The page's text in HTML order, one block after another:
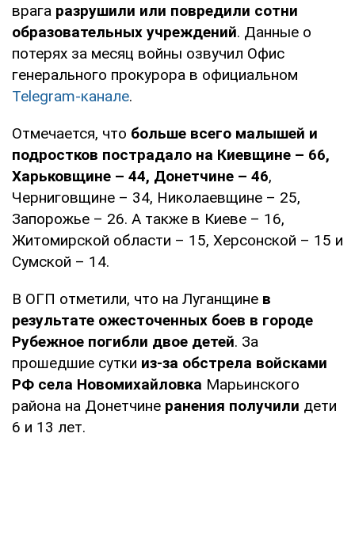
врага разрушили или повредили сотни
образовательных учреждений. Данные о
потерях за месяц войны озвучил Офис
генерального прокурора в официальном
Telegram-канале.
Отмечается, что больше всего малышей и
подростков пострадало на Киевщине – 66,
Харьковщине – 44, Донетчине – 46,
Черниговщине – 34, Николаевщине – 25,
Запорожье – 26. А также в Киеве – 16,
Житомирской области – 15, Херсонской – 15 и
Сумской – 14.
В ОГП отметили, что на Луганщине в
результате ожесточенных боев в городе
Рубежное погибли двое детей. За
прошедшие сутки из-за обстрела войсками
РФ села Новомихайловка Марьинского
района на Донетчине ранения получили дети
6 и 13 лет.